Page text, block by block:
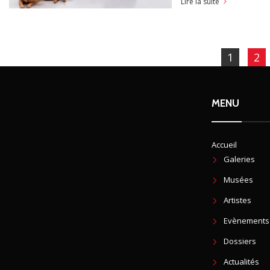
1 2
MENU
Accueil
Galeries
Musées
Artistes
Evènements
Dossiers
Actualités